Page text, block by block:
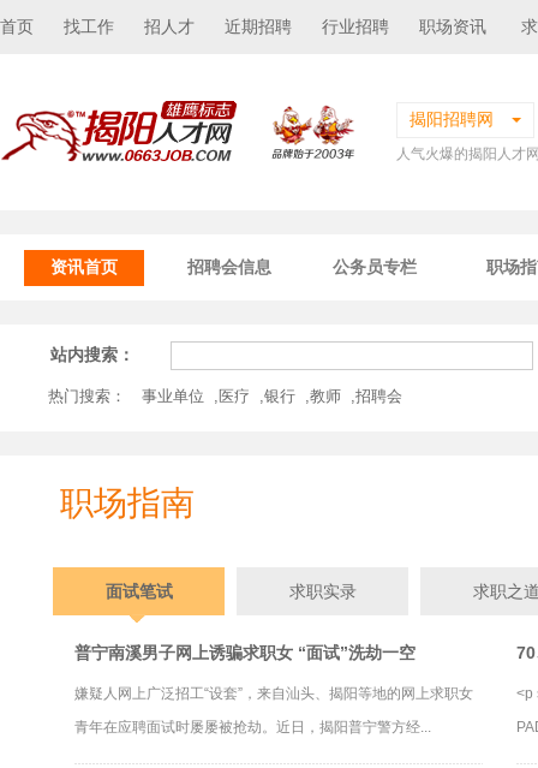
首页 找工作 招人才 近期招聘 行业招聘 职场资讯
揭阳招聘网
人气火爆的揭阳人才
资讯首页 招聘会信息 公务员专栏 职场
站内搜索：
热门搜索： 事业单位 , 医疗 ,银行 ,教师 ,招聘会
职场指南
面试笔试 求职实录 求职之
普宁南溪男子网上诱骗求职女 “面试”洗劫一空
嫌疑人网上广泛招工“设套”，来自汕头、揭阳等地的网上求职女
青年在应聘面试时屡屡被抢劫。近日，揭阳普宁警方经...
<p